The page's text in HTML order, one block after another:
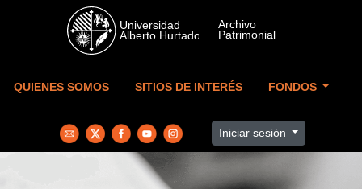
Skip to main content
QUIENES SOMOS SITIOS DE INTERÉS FONDOS
Iniciar sesión